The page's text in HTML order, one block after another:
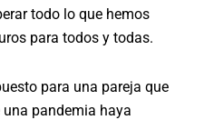
todo lo que hemos
para todos y todas.
para una pareja que
una pandemia haya